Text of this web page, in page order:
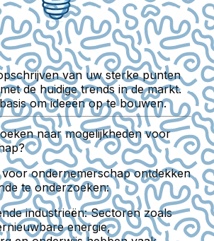
van uw sterke punten
de huidige trends in de markt.
om ideeën op te bouwen.
naar mogelijkheden voor
ondernemerschap ontdekken
te onderzoeken:
industrieën:Sectoren zoals
energie,